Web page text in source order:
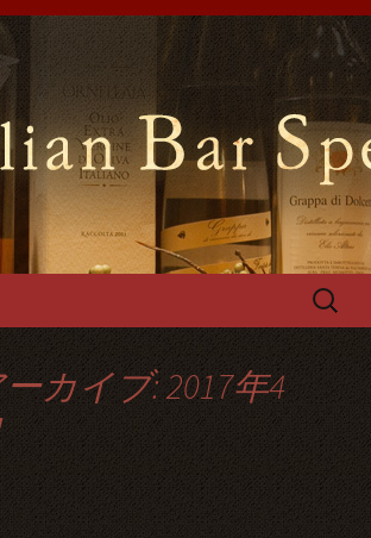
のイタリアンバール
貸切パーティーを
「イタリアンバールスペ
タリアの郷土料理や手づく
ォカッチャをご用意。1
ございますので貸切パー
用可能です。
検
カイブ: 2017年4